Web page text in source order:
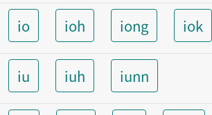
io ioh iong iok
iu iuh iunn